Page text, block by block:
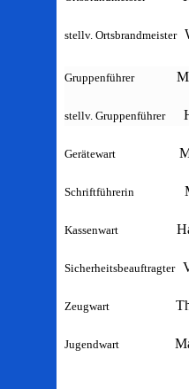
stellv. Ortsbrandmeister
Gruppenführer
stellv. Gruppenführer
Gerätewart
Schriftführerin
Kassenwart
Sicherheitsbeauftragter
Zeugwart
Jugendwart